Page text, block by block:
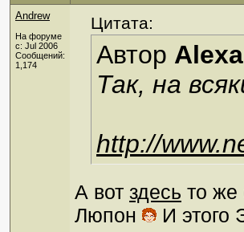
Andrew
На форуме
с: Jul 2006
Сообщений:
1,174
Цитата:
Автор
Так, на
http://
А вот здесь то же
Люпон
И этого